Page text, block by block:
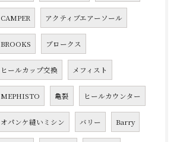
CAMPER アクティブエアーソール
BROOKS ブロークス
ヒールカップ交換 メフィスト
MEPHISTO 亀裂 ヒールカウンター
オパンケ縫いミシン バリー Barry